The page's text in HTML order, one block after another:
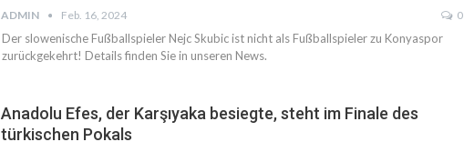
ADMIN Feb. 16, 2024 0
Der slowenische Fußballspieler Nejc Skubic ist nicht als Fußballspieler zu Konyaspor
zurückgekehrt! Details finden Sie in unseren News.
Anadolu Efes, der Karşıyaka besiegte, steht im Finale des
türkischen Pokals